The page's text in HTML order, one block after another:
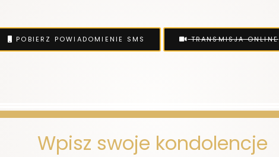
POBIERZ POWIADOMIENIE SMS TRANSMISJA ONLINE
Wpisz swoje kondolencje